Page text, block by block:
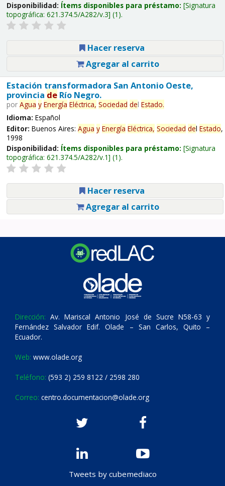
Disponibilidad: Ítems disponibles para préstamo: Signatura
topográfica: 621.374.5/A282/v.3 (1).
Hacer reserva
Agregar al carrito
Estación transformadora San Antonio Oeste,
provincia deRío Negro.
por Agua y Energía Eléctrica, Sociedad del Estado.
Idioma: Español
Editor: Buenos Aires: Agua y Energía Eléctrica, Sociedad del Estado,
1998
Disponibilidad: Ítems disponibles para préstamo: Signatura
topográfica: 621.374.5/A282/v.1 (1).
Hacer reserva
Agregar al carrito
Dirección: Av. Mariscal Antonio José de Sucre N58-63 y
Fernández Salvador Edif. Olade – San Carlos, Quito –
Ecuador.
Web: www.olade.org
Teléfono: (593 2) 259 8122 / 2598 280
Correo: centro.documentacion@olade.org
Tweets by cubemediaco